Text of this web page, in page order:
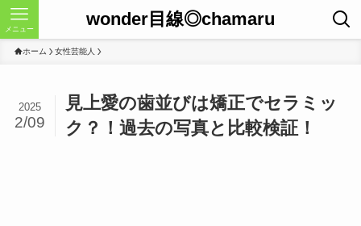
wonder目線◎chamaru
メニュー
ホーム 女性芸能人
見上愛の歯並びは矯正でセラミッ
ク？！過去の写真と比較検証！
2025
2/09